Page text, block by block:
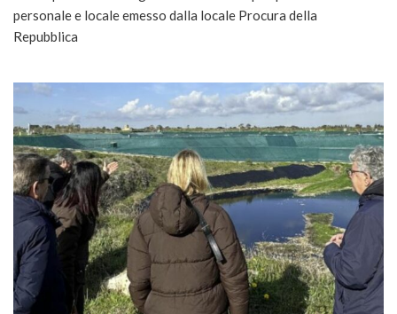
personale e locale emesso dalla locale Procura della
Repubblica